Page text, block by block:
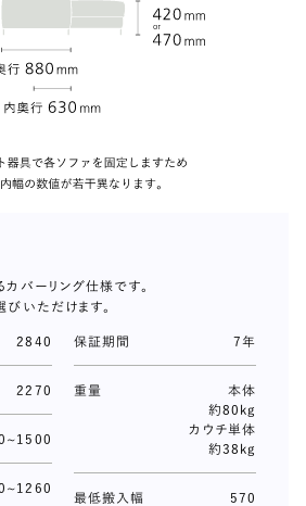
バーリング仕様です。
いただけます。
2840
2270
保証期間 7年
重量
本体
約80kg
カウチ単体
約38kg
最低搬入幅 570